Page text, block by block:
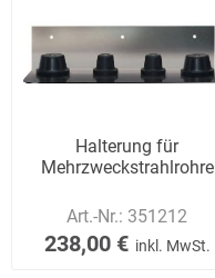
Halterung für
Mehrzweckstrahlrohre
Art.-Nr.: 351212
238,00 € inkl. MwSt.